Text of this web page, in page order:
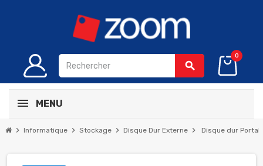
search
0
MENU
chevron_right Informatique chevron_right Stockage chevron_right Disque Dur Externe chevron_right Disque dur